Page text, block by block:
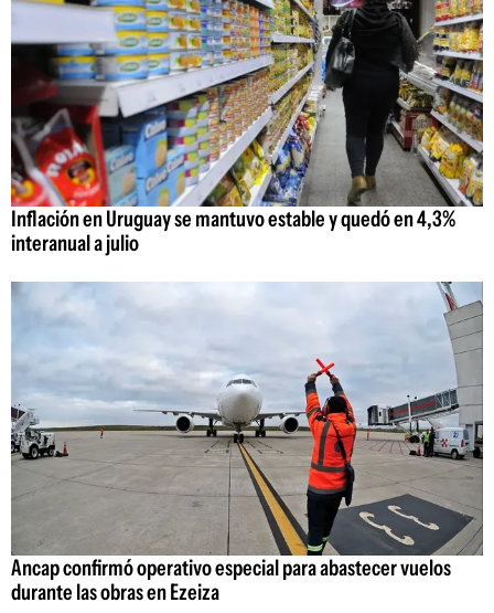
Inflación en Uruguay se mantuvo estable y quedó en 4,3%
interanual a julio
Ancap confirmó operativo especial para abastecer vuelos
durante las obras en Ezeiza